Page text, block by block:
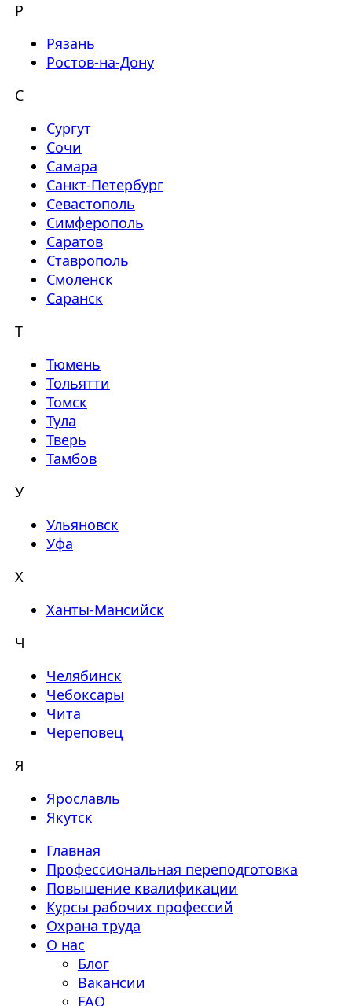
Р
Рязань
Ростов-на-Дону
С
Сургут
Сочи
Самара
Санкт-Петербург
Севастополь
Симферополь
Саратов
Ставрополь
Смоленск
Саранск
Т
Тюмень
Тольятти
Томск
Тула
Тверь
Тамбов
У
Ульяновск
Уфа
Х
Ханты-Мансийск
Ч
Челябинск
Чебоксары
Чита
Череповец
Я
Ярославль
Якутск
Главная
Профессиональная переподготовка
Повышение квалификации
Курсы рабочих профессий
Охрана труда
О нас
Блог
Вакансии
FAQ